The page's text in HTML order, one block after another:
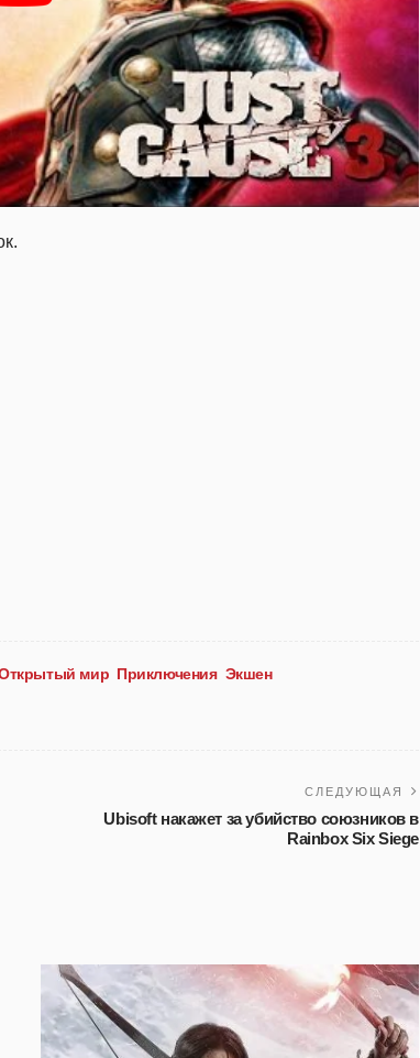
мир Приключения Экшен
СЛЕДУЮЩАЯ
Ubisoft накажет за убийство союзников в
Rainbox Six Siege